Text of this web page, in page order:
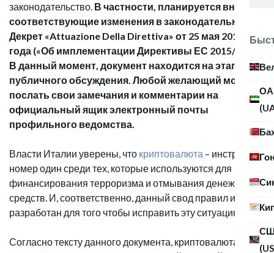
законодательство. В частности, планируется внести
соответствующие изменения в законодательный
Декрет «Attuazione Della Direttiva» от 25 мая 2017
года («Об имплементации Директивы ЕС 2015/847»).
В данный момент, документ находится на этапе
публичного обсуждения. Любой желающий может
послать свои замечания и комментарии на
официальный ящик электронный почты
профильного ведомства.
Власти Италии уверены, что криптовалюта – инструмент
номер один среди тех, которые используются для
финансирования терроризма и отмывания денежных
средств. И, соответственно, данный свод правил и был
разработан для того чтобы исправить эту ситуацию.
Согласно тексту данного документа, криптовалюта в